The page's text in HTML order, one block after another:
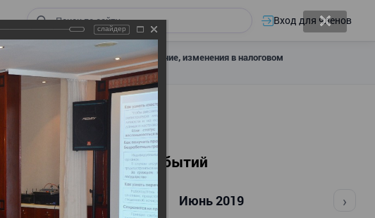
Вход для членов
всеобщее налоговое декларирование, изменения в налоговом
Календарь событий
Июнь 2019 ›
слайдер